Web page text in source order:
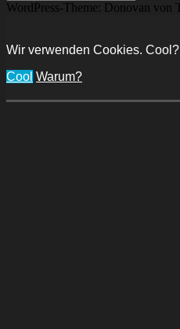
WordPress-Theme: Donovan von
Wir verwenden Cookies. Cool?
Cool Warum?